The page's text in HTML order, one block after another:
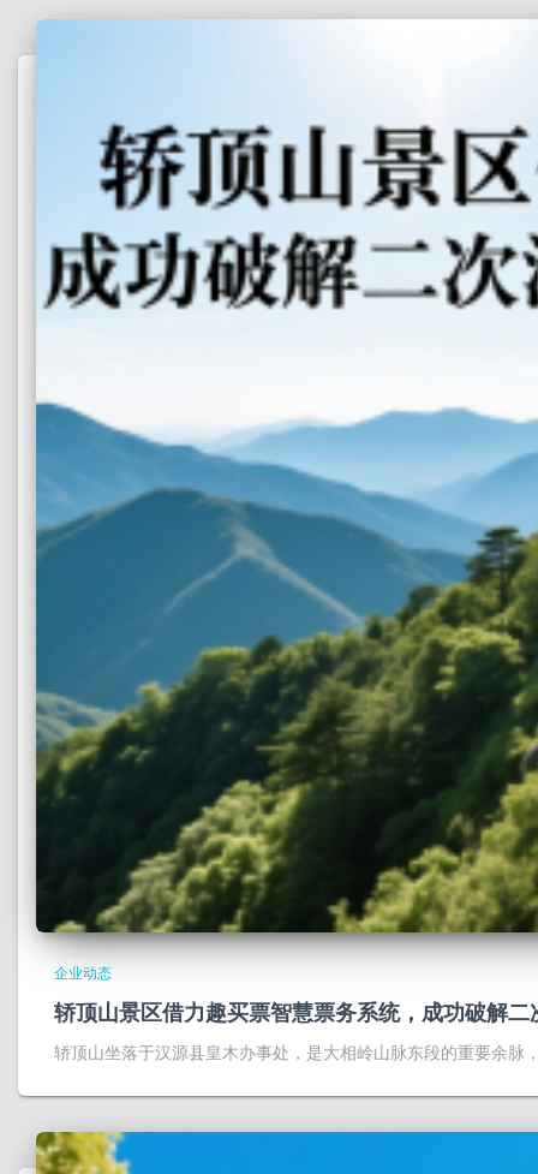
企业动态
轿顶山景区借力趣买票智慧票务系统，成功破解
轿顶山坐落于汉源县皇木办事处，是大相岭山脉东段的重要余脉